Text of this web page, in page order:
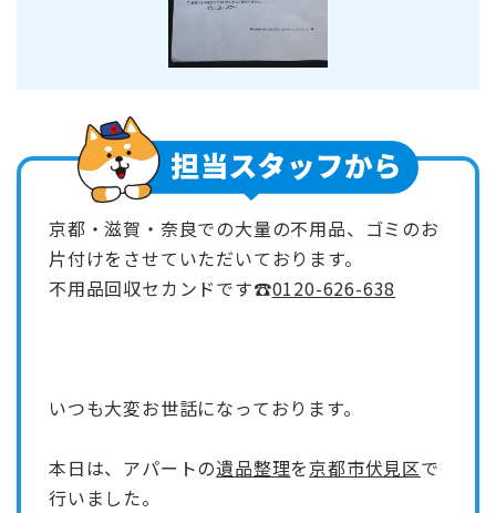
京都・滋賀・奈良での大量の不用品、ゴミのお
片付けをさせていただいております。
不用品回収セカンドです☎0120-626-638
いつも大変お世話になっております。
本日は、アパートの遺品整理を京都市伏見区で
行いました。